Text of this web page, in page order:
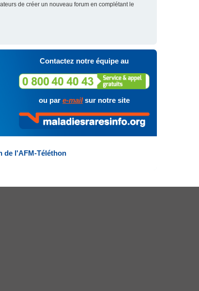
de créer un nouveau forum en complétant le
Contactez notre équipe au
ou par e-mailsur notre site
de l'AFM-Téléthon